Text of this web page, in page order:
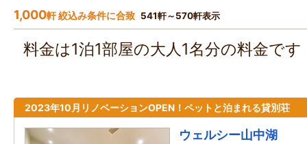
1,000軒 絞込み条件に合致 541軒～570軒表示
料金は1泊1部屋の大人1名分の料金で
2023年10月リノベーションOPEN！ペットと泊まれる貸別荘
ウェルシー山中湖